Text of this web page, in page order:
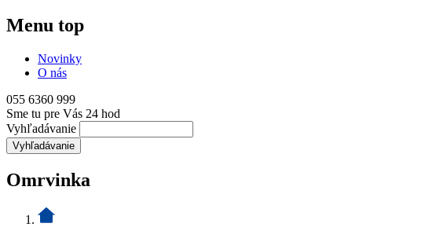
Menu top
Novinky
O nás
055 6360 999
Sme tu pre Vás 24 hod
Vyhľadávanie
Omrvinka